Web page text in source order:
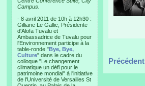
Campus.
- 8 avril 2011 de 10h à 12h30 :
Gilliane Le Gallic, Présidente
d'Alofa Tuvalu et
Ambassadrice de Tuvalu pour
l'Environnement participe à la
table-ronde "Bye, Bye,
Culture" dans le cadre du
colloque "Le changement
climatique un défi pour le
patrimoine mondial" à l'initiative
de l'Université de Versailles St
Précédent